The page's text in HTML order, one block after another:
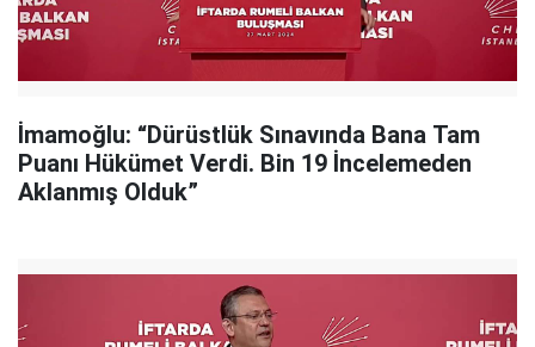
İmamoğlu: “Dürüstlük Sınavında Bana Tam
Puanı Hükümet Verdi. Bin 19 İncelemeden
Aklanmış Olduk”